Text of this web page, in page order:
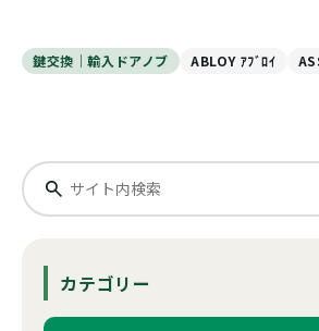
鍵交換｜輸入ドアノブ ABLOY ｱﾌﾞﾛｲ
カテゴリー